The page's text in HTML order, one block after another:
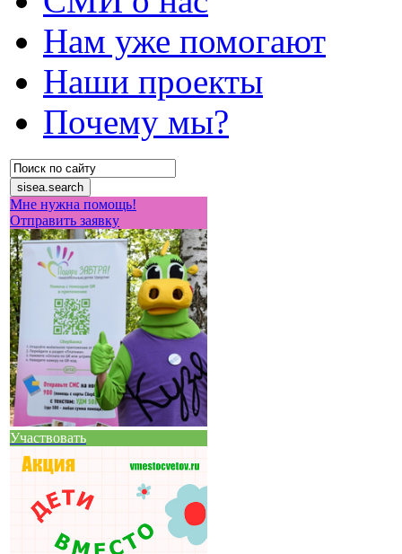
Нам уже помогают
Наши проекты
Почему мы?
Мне нужна помощь!
Отправить заявку
Участвовать